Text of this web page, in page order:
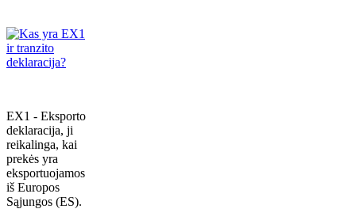
EX1 - Eksporto
deklaracija, ji
reikalinga, kai
prekės yra
eksportuojamos
iš Europos
Sąjungos (ES).